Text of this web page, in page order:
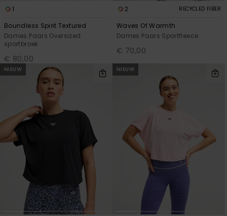
1
Boundless Spirit Textured
Dames Paars Oversized
sportbroek
€ 80,00
2 RECYCLED FIBER
Waves Of Warmth
Dames Paars Sportfleece
€ 70,00
NIEUW NIEUW